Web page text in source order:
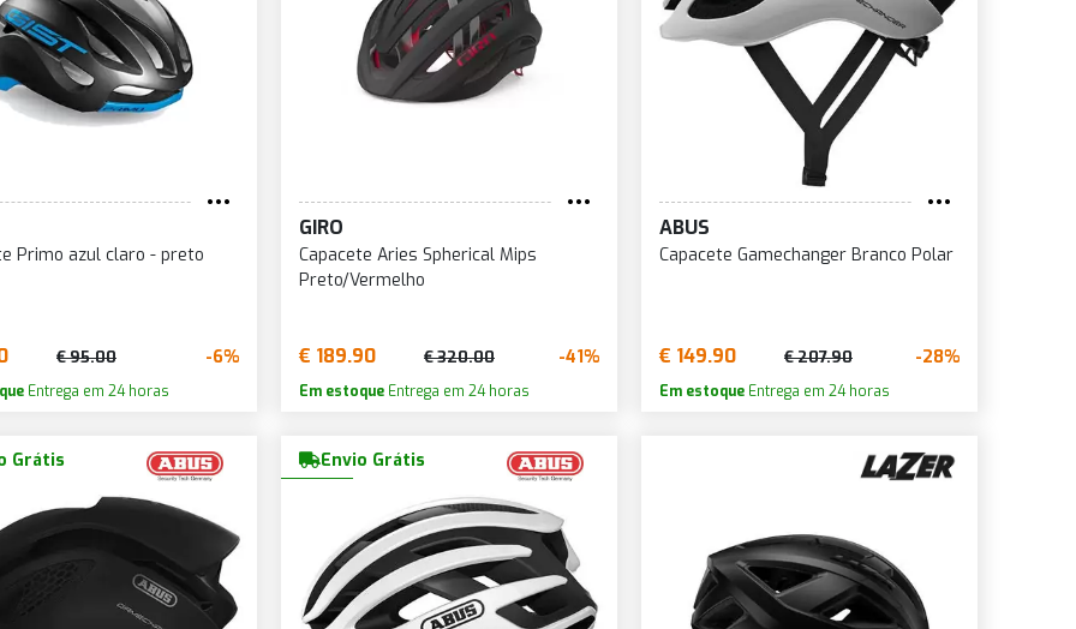
Primo azul claro - preto
€ 95.00 -6%
Entrega em 24 horas
GIRO
Capacete Aries Spherical Mips
Preto/Vermelho
€ 189.90 € 320.00 -41%
Em estoqueEntrega em 24 horas
ABUS
Capacete Gamechanger Branco Polar
€ 149.90 € 207.90 -28%
Em estoqueEntrega em 24 horas
Grátis Envio Grátis